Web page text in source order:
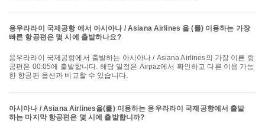
응우라라이 국제공항 에서 아시아나 / Asiana Airlines 을 (를) 이용하는 가장
빠른 항공편은 몇 시에 출발하나요?
응우라라이 국제공항에서 출발하는 아시아나 / Asiana Airlines의 가장 이른 항
공편은 00:05에 출발합니다. 해당 일정은 Airpaz에서 확인하고 다른 이용 가능
한 항공편 옵션과 비교할 수 있습니다.
아시아나 / Asiana Airlines을(를) 이용하는 응우라라이 국제공항에서 출발
하는 마지막 항공편은 몇 시에 출발합니까?